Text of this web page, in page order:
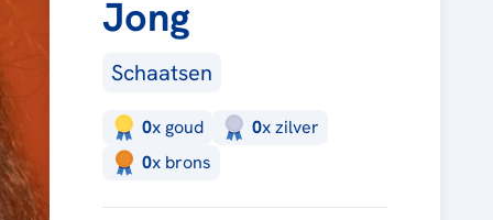
Jong
Schaatsen
0x goud 0xzilver
0x brons